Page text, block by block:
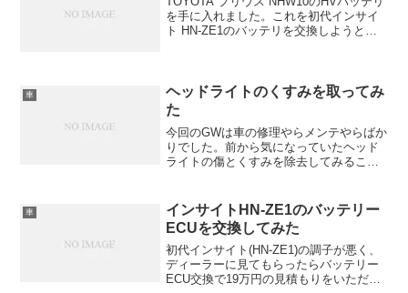
を手に入れました。これを初代インサイ
ト HN-ZE1のバッテリを交換しようと思
車
ヘッドライトのくすみを取ってみ
た
今回のGWは車の修理やらメンテやらばか
りでした。前から気になっていたヘッド
ライトの傷とくすみを除去してみること
ト」説明書を見たけど傷もコーディング
してくれるのかな？
車
インサイトHN-ZE1のバッテリー
ECUを交換してみた
初代インサイト(HN-ZE1)の調子が悪く、
ディーラーに見てもらったらバッテリー
ECU交換で19万円の見積もりをいただき